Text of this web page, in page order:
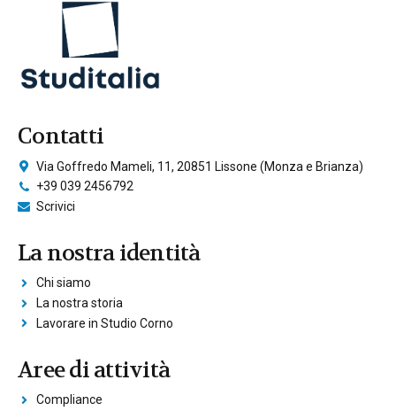
Contatti
Via Goffredo Mameli, 11, 20851 Lissone (Monza e Brianza)
+39 039 2456792
Scrivici
La nostra identità
Chi siamo
La nostra storia
Lavorare in Studio Corno
Aree di attività
Compliance